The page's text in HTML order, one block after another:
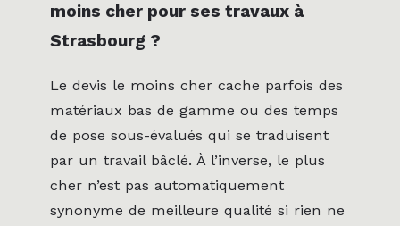
moins cher pour ses travaux à
Strasbourg ?
Le devis le moins cher cache parfois des
matériaux bas de gamme ou des temps
de pose sous-évalués qui se traduisent
par un travail bâclé. À l’inverse, le plus
cher n’est pas automatiquement
synonyme de meilleure qualité si rien ne